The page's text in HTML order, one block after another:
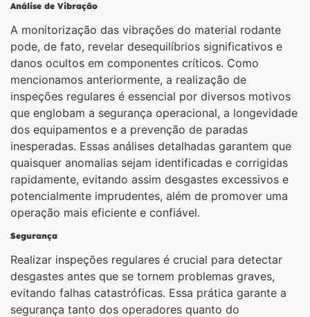
Análise de Vibração
A monitorização das vibrações do material rodante
pode, de fato, revelar desequilíbrios significativos e
danos ocultos em componentes críticos. Como
mencionamos anteriormente, a realização de
inspeções regulares é essencial por diversos motivos
que englobam a segurança operacional, a longevidade
dos equipamentos e a prevenção de paradas
inesperadas. Essas análises detalhadas garantem que
quaisquer anomalias sejam identificadas e corrigidas
rapidamente, evitando assim desgastes excessivos e
potencialmente imprudentes, além de promover uma
operação mais eficiente e confiável.
Segurança
Realizar inspeções regulares é crucial para detectar
desgastes antes que se tornem problemas graves,
evitando falhas catastróficas. Essa prática garante a
segurança tanto dos operadores quanto do